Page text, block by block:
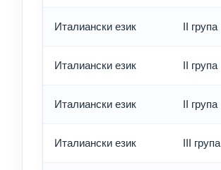
Италиански език II група
Италиански език II група
Италиански език II група
Италиански език III група